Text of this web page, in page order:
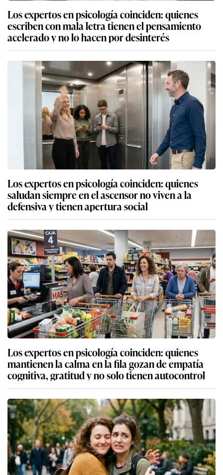
Los expertos en psicología coinciden: quienes
escriben con mala letra tienen el pensamiento
acelerado y no lo hacen por desinterés
Los expertos en psicología coinciden: quienes
saludan siempre en el ascensor no viven a la
defensiva y tienen apertura social
Los expertos en psicología coinciden: quienes
mantienen la calma en la fila gozan de empatía
cognitiva, gratitud y no solo tienen autocontrol